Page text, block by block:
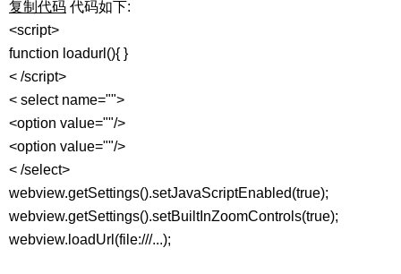
复制代码 代码如下:
<script>
function loadurl(){ }
< /script>
< select name="">
<option value=""/>
<option value=""/>
< /select>
webview.getSettings().setJavaScriptEnabled(true);
webview.getSettings().setBuiltInZoomControls(true);
webview.loadUrl(file:///...);